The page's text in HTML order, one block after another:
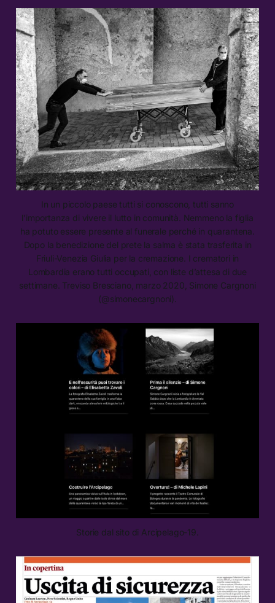
In un piccolo paese tutti si conoscono, tutti sanno
l’importanza di vivere il lutto in comunità. Nemmeno la figlia
ha potuto essere presente al funerale perché in quarantena.
Dopo la benedizione del prete la salma è stata trasferita in
Friuli-Venezia Giulia per la cremazione. I crematori in
Lombardia erano tutti occupati, con liste d’attesa di due
settimane. Treviso Bresciano, marzo 2020, Simone Cargnoni
(@simonecargnoni).
Storie dal sito di Arcipelago-19.